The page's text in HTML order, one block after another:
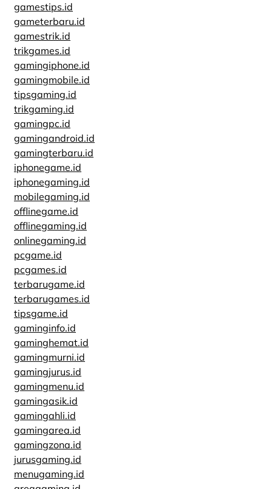
gamestips.id
gameterbaru.id
gamestrik.id
trikgames.id
gamingiphone.id
gamingmobile.id
tipsgaming.id
trikgaming.id
gamingpc.id
gamingandroid.id
gamingterbaru.id
iphonegame.id
iphonegaming.id
mobilegaming.id
offlinegame.id
offlinegaming.id
onlinegaming.id
pcgame.id
pcgames.id
terbarugame.id
terbarugames.id
tipsgame.id
gaminginfo.id
gaminghemat.id
gamingmurni.id
gamingjurus.id
gamingmenu.id
gamingasik.id
gamingahli.id
gamingarea.id
gamingzona.id
jurusgaming.id
menugaming.id